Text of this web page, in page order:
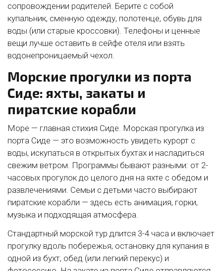
сопровождении родителей. Берите с собой
купальник, сменную одежду, полотенце, обувь для
воды (или старые кроссовки). Телефоны и ценные
вещи лучше оставить в сейфе отеля или взять
водонепроницаемый чехол.
Морские прогулки из порта
Сиде: яхты, закаты и
пиратские корабли
Море — главная стихия Сиде. Морская прогулка из
порта Сиде — это возможность увидеть курорт с
воды, искупаться в открытых бухтах и насладиться
свежим ветром. Программы бывают разными: от 2-
часовых прогулок до целого дня на яхте с обедом и
развлечениями. Семьи с детьми часто выбирают
пиратские корабли — здесь есть анимация, горки,
музыка и подходящая атмосфера.
Стандартный морской тур длится 3-4 часа и включает
прогулку вдоль побережья, остановку для купания в
одной из бухт, обед (или легкий перекус) и